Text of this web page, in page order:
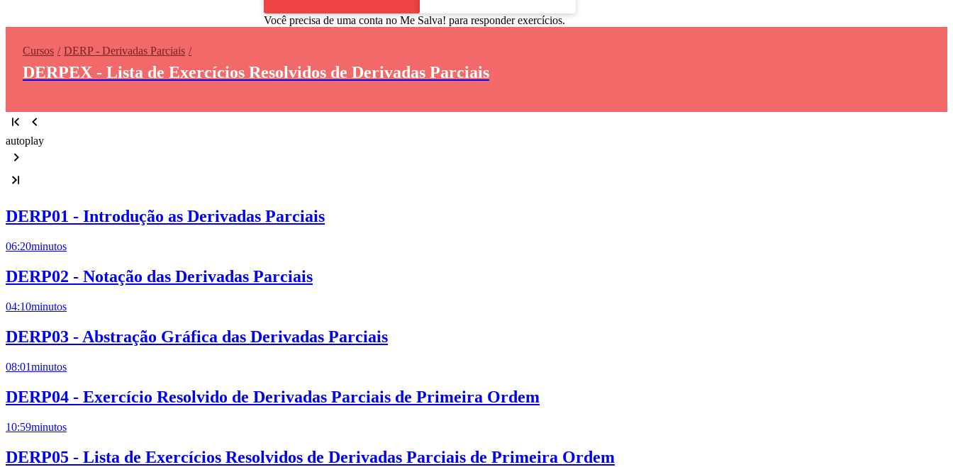
Você precisa de uma conta no Me Salva! para responder exercícios.
Cursos DERP - Derivadas Parciais
DERPEX - Lista de Exercícios Resolvidos de Derivadas Parciais
autoplay
DERP01 - Introdução as Derivadas Parciais
06:20minutos
DERP02 - Notação das Derivadas Parciais
04:10minutos
DERP03 - Abstração Gráfica das Derivadas Parciais
08:01minutos
DERP04 - Exercício Resolvido de Derivadas Parciais de Primeira Ordem
10:59minutos
DERP05 - Lista de Exercícios Resolvidos de Derivadas Parciais de Primeira Ordem